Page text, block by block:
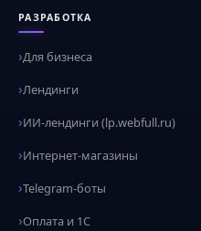
РАЗРАБОТКА
Для бизнеса
Лендинги
ИИ-лендинги (lp.webfull.ru)
Интернет-магазины
Telegram-боты
Оплата и 1С